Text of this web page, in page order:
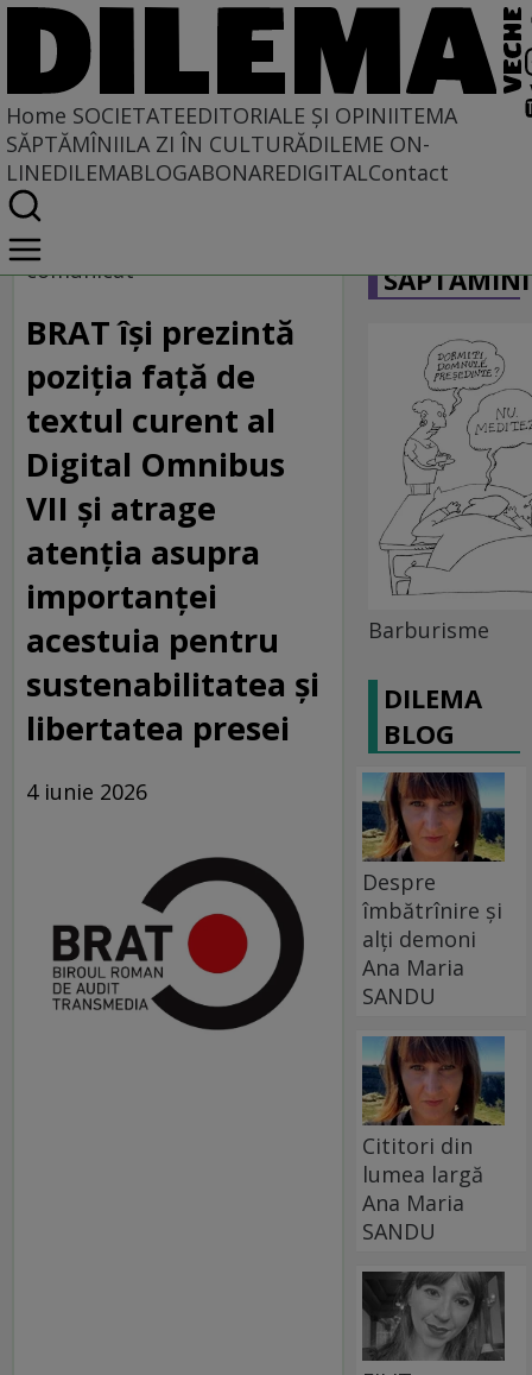
Home SOCIETATEEDITORIALE ȘI OPINIITEMA
SĂPTĂMÎNIILA ZI ÎN CULTURĂDILEME ON-
LINEDILEMABLOGABONAREDIGITALContact
Home
Societate
comunicat
BRAT își prezintă
poziția față de
textul curent al
Digital Omnibus
VII și atrage
atenția asupra
importanței
acestuia pentru
sustenabilitatea și
libertatea presei
4 iunie 2026
Barburisme
DILEMA
BLOG
Despre
îmbătrînire și
alți demoni
Ana Maria
SANDU
Cititori din
lumea largă
Ana Maria
SANDU